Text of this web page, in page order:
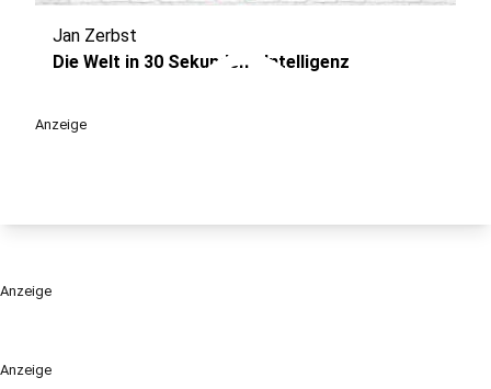
Anzeige
play_circle
Jan Zerbst
Die Welt in 30 Sekunden - Intelligenz
Anzeige
Anzeige